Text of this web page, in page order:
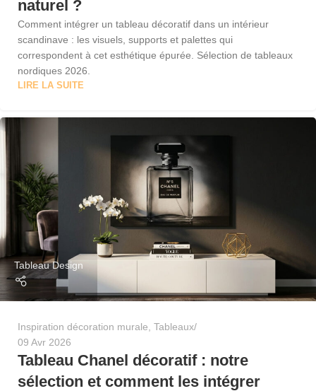
naturel ?
Comment intégrer un tableau décoratif dans un intérieur
scandinave : les visuels, supports et palettes qui
correspondent à cet esthétique épurée. Sélection de tableaux
nordiques 2026.
LIRE LA SUITE
Tableau Design
Inspiration décoration murale Tableaux
09 Avr 2026
Tableau Chanel décoratif : notre
sélection et comment les intégrer